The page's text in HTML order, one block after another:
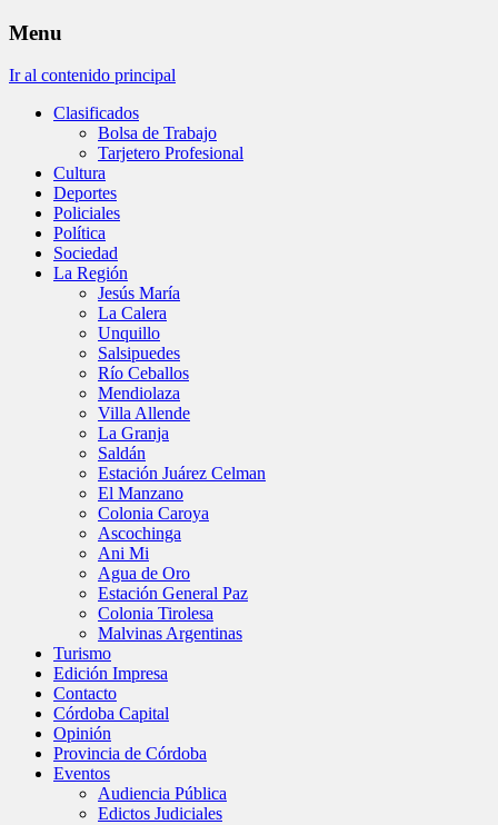
Menu
Ir al contenido principal
Clasificados
Bolsa de Trabajo
Tarjetero Profesional
Cultura
Deportes
Policiales
Política
Sociedad
La Región
Jesús María
La Calera
Unquillo
Salsipuedes
Río Ceballos
Mendiolaza
Villa Allende
La Granja
Saldán
Estación Juárez Celman
El Manzano
Colonia Caroya
Ascochinga
Ani Mi
Agua de Oro
Estación General Paz
Colonia Tirolesa
Malvinas Argentinas
Turismo
Edición Impresa
Contacto
Córdoba Capital
Opinión
Provincia de Córdoba
Eventos
Audiencia Pública
Edictos Judiciales